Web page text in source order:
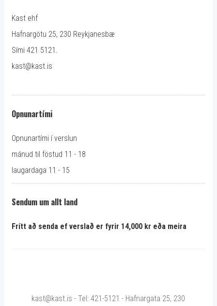
Kast ehf
Hafnargötu 25, 230 Reykjanesbæ
Sími 421 5121.
kast@kast.is
Opnunartími
Opnunartími í verslun
mánud til föstud 11 - 18
laugardaga 11 - 15
Sendum um allt land
Frítt að senda ef verslað er fyrir 14,000 kr eða meira
kast@kast.is - Tel: 421-5121 - Hafnargata 25, 230